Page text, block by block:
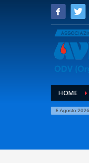
HOME
8 Agosto 2026